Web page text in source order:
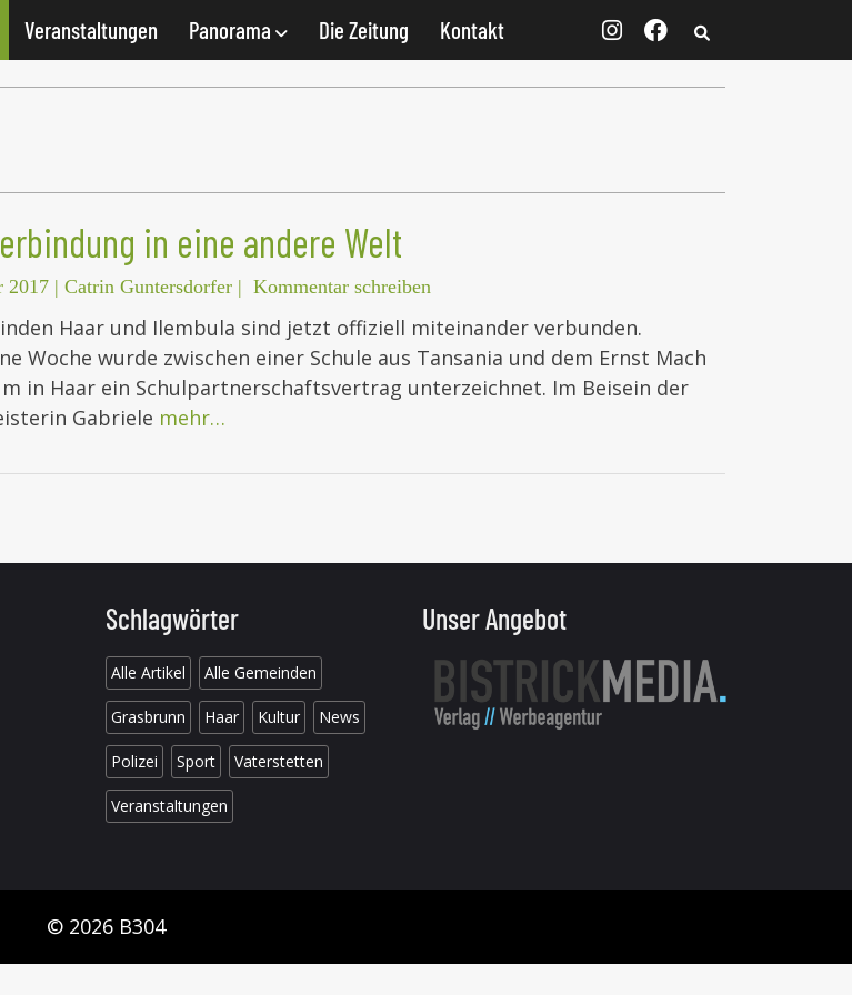
Veranstaltungen Panorama Die Zeitung Kontakt
in eine andere Welt
2017 | Catrin Guntersdorfer | Kommentar schreiben
Haar und Ilembula sind jetzt offiziell miteinander verbunden.
Woche wurde zwischen einer Schule aus Tansania und dem Ernst Mach
in Haar ein Schulpartnerschaftsvertrag unterzeichnet. Im Beisein der
Gabriele mehr…
Schlagwörter
Alle Artikel Alle Gemeinden
Grasbrunn Haar Kultur News
Polizei Sport Vaterstetten
Veranstaltungen
Unser Angebot
© 2026 B304